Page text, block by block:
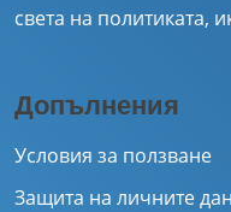
света на политиката,
Допълнения
Условия за ползване
Защита на личните